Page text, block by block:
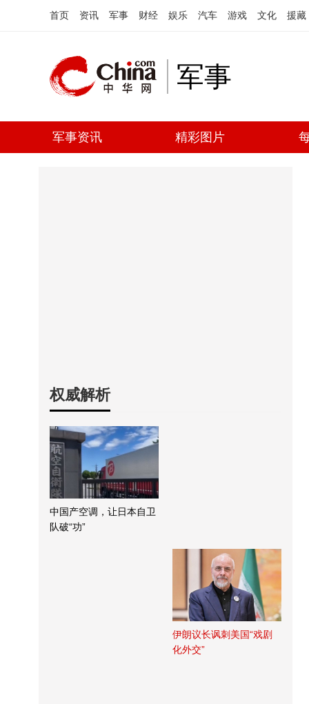
首页 资讯 军事 财经 娱乐 汽车 游戏 文化 援藏
军事
军事资讯 精彩图片
权威解析
中国产空调，让日本自卫
队破“功”
伊朗议长讽刺美国“戏剧
化外交”